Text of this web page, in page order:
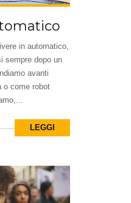
in automatico,
sempre dopo un
avanti
o come robot
LEGGI